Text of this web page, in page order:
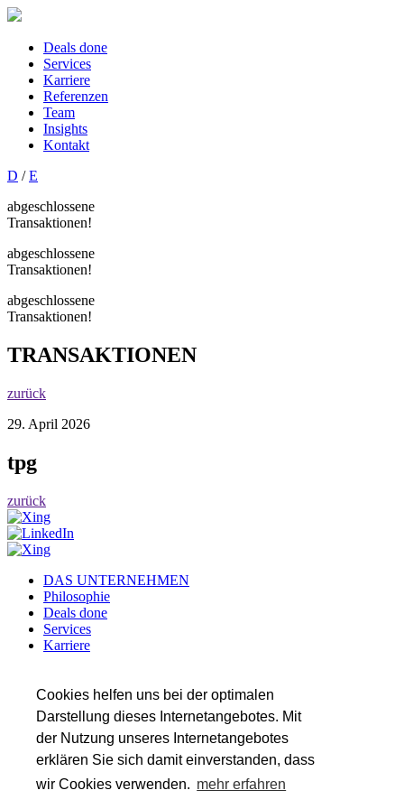
Cookies helfen uns bei der optimalen
Darstellung dieses Internetangebotes. Mit
der Nutzung unseres Internetangebotes
erklären Sie sich damit einverstanden, dass
wir Cookies verwenden. mehr erfahren
Deals done
Services
Karriere
Referenzen
Team
Insights
Kontakt
D /E
abgeschlossene
Transaktionen!
abgeschlossene
Transaktionen!
abgeschlossene
Transaktionen!
TRANSAKTIONEN
zurück
29. April 2026
tpg
zurück
DAS UNTERNEHMEN
Philosophie
Deals done
Services
Karriere
Insights
SERVICES
Transaktionsberatung
Wirtschaftsprüfung
Valuation & Financial Modeling